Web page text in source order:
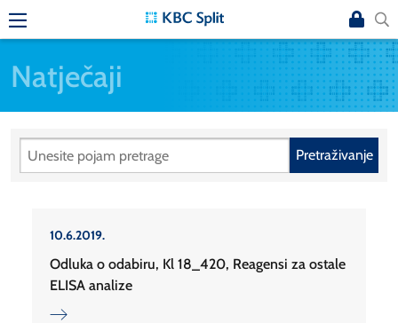
Natječaji
Pretraživanje
10.6.2019.
Odluka o odabiru, Kl 18_420, Reagensi za ostale
ELISA analize